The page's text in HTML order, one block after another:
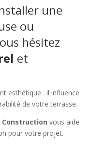
une
ou
hésitez
et
esthétique : il influence
de votre terrasse.
Construction vous aide
pour votre projet.